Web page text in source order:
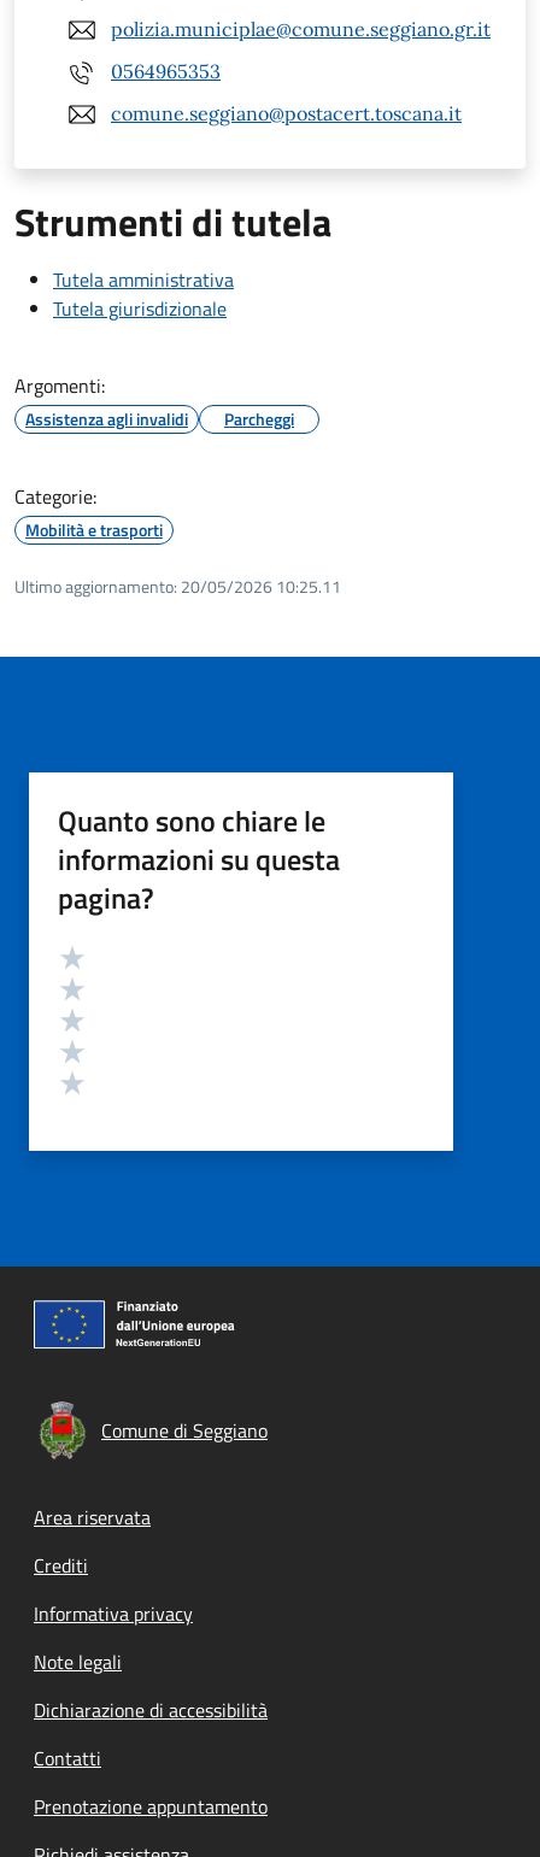
polizia.municiplae@comune.seggiano.gr.it
0564965353
comune.seggiano@postacert.toscana.it
Strumenti di tutela
Tutela amministrativa
Tutela giurisdizionale
Argomenti:
Assistenza agli invalidi Parcheggi
Categorie:
Mobilità e trasporti
Ultimo aggiornamento: 20/05/2026 10:25.11
Quanto sono chiare le
informazioni su questa
pagina?
Valutazione
Comune di Seggiano
Footer menu
Area riservata
Crediti
Informativa privacy
Note legali
Dichiarazione di accessibilità
Contatti
Prenotazione appuntamento